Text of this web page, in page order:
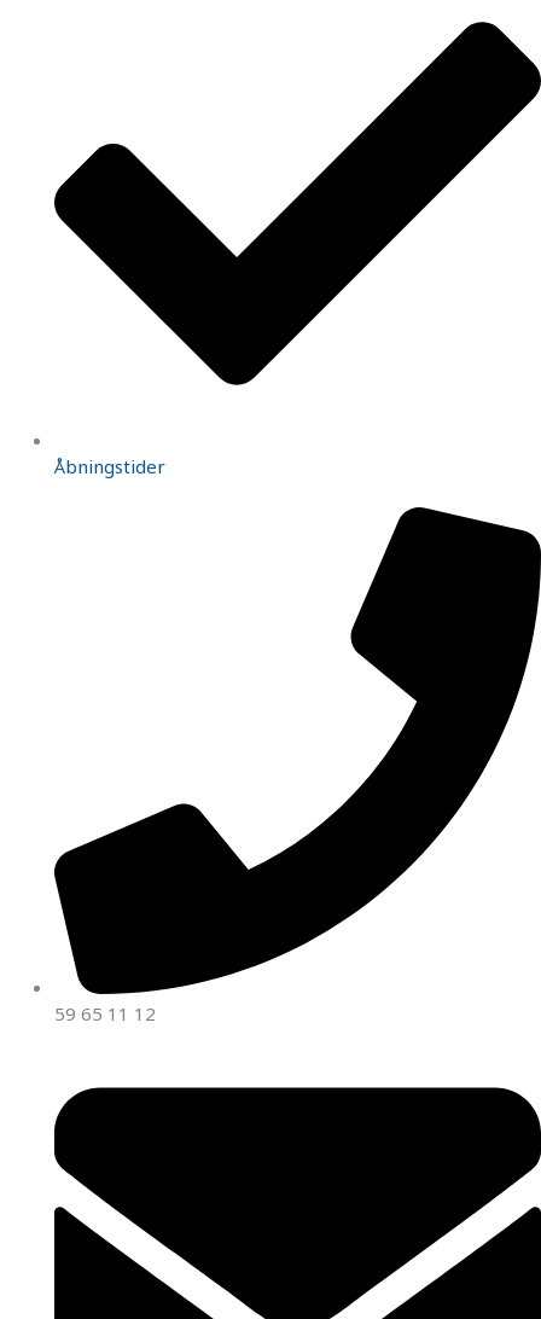
Åbningstider
59 65 11 12